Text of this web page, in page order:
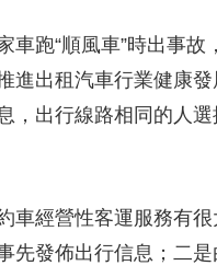
跑“順風車”時出事故
進出租汽車行業健康
，出行線路相同的人
經營性客運服務有很
先發佈出行信息；二